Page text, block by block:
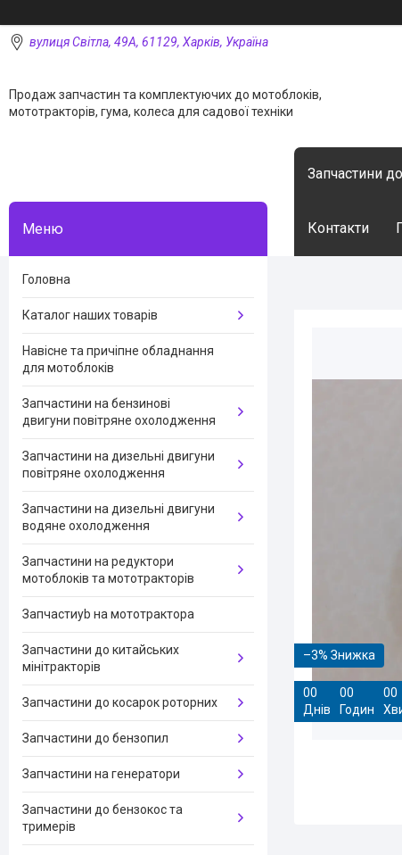
вулиця Світла, 49А, 61129, Харків, Україна
Продаж запчастин та комплектуючих до мотоблоків,
мототракторів, гума, колеса для садової техніки
Запчастини
Контакти
–3%
00
Днів
00
Годин
00
Головна
Каталог наших товарів
Навісне та причіпне обладнання
для мотоблоків
Запчастини на бензинові
двигуни повітряне охолодження
Запчастини на дизельні двигуни
повітряне охолодження
Запчастини на дизельні двигуни
водяне охолодження
Запчастини на редуктори
мотоблоків та мототракторів
Запчастиyb на мототрактора
Запчастини до китайських
мінітракторів
Запчастини до косарок роторних
Запчастини до бензопил
Запчастини на генератори
Запчастини до бензокос та
тримерів